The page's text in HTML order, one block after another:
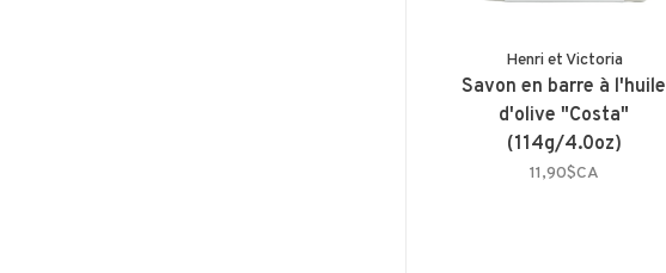
Henri et Victoria
Savon en barre à l'huile
d'olive "Costa"
(114g/4.0oz)
11,90$CA